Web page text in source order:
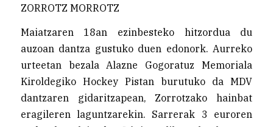
ZORROTZ MORROTZ
Maiatzaren 18an ezinbesteko hitzordua du
auzoan dantza gustuko duen edonork. Aurreko
urteetan bezala Alazne Gogoratuz Memoriala
Kiroldegiko Hockey Pistan burutuko da MDV
dantzaren gidaritzapean, Zorrotzako hainbat
eragileren laguntzarekin. Sarrerak 3 euroren